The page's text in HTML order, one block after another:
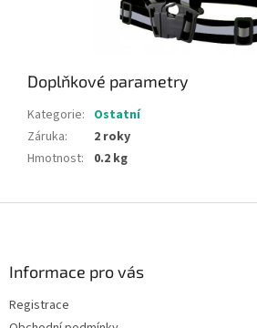
Doplňkové parametry
Kategorie: Ostatní
Záruka:
2 roky
Hmotnost: 0.2 kg
Informace pro vás
Registrace